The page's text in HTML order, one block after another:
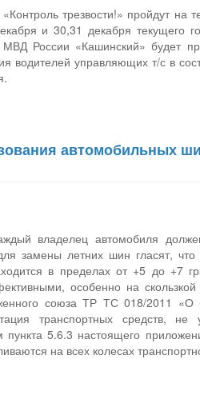
трезвости!» пройдут на
и 30,31 декабря текущего
России «Кашинский» будет
водителей управляющих т/с в
автомобильных
владелец автомобиля
замены летних шин гласят, что
в пределах от +5 до +7
особенно на
союза ТР ТС 018/2011 «О
транспортных средств,
5.6.3 настоящего
на всех колесах